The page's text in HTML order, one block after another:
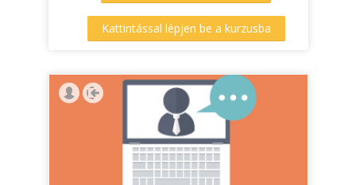
Kattintással lépjen be a kurzusba